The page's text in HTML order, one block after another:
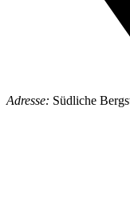
Adresse: Südliche